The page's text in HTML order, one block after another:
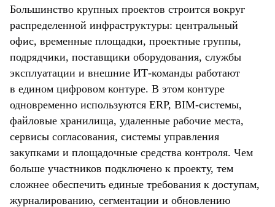
Большинство крупных проектов строится вокруг
распределенной инфраструктуры: центральный
офис, временные площадки, проектные группы,
подрядчики, поставщики оборудования, службы
эксплуатации и внешние ИТ-команды работают
в едином цифровом контуре. В этом контуре
одновременно используются ERP, BIM-системы,
файловые хранилища, удаленные рабочие места,
сервисы согласования, системы управления
закупками и площадочные средства контроля. Чем
больше участников подключено к проекту, тем
сложнее обеспечить единые требования к доступам,
журналированию, сегментации и обновлению